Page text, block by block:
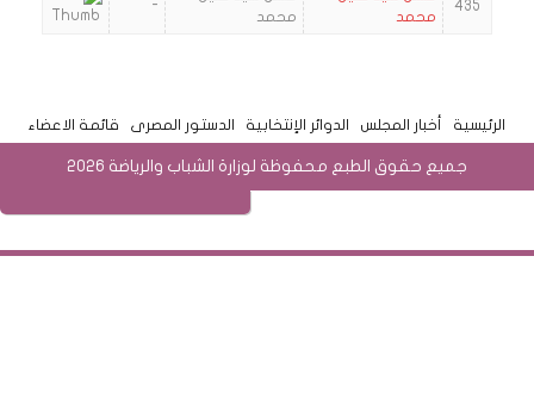
435
محمد
محمد
-
الرئيسية أخبار المجلس الدوائر الإنتخابية الدستور المصرى قائمة الاعضاء
جميع حقوق الطبع محفوظة لوزارة الشباب والرياضة 2026